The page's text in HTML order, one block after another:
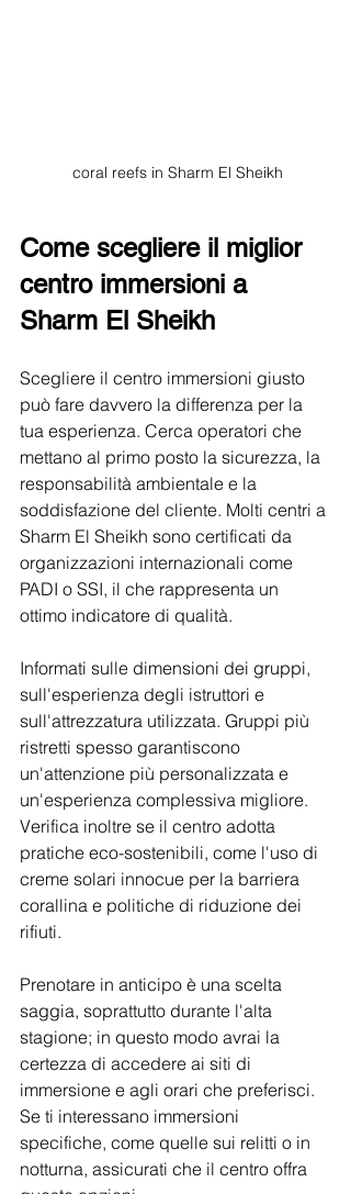
coral reefs in Sharm El Sheikh
Come scegliere il miglior
centro immersioni a
Sharm El Sheikh
Scegliere il centro immersioni giusto
può fare davvero la differenza per la
tua esperienza. Cerca operatori che
mettano al primo posto la sicurezza, la
responsabilità ambientale e la
soddisfazione del cliente. Molti centri a
Sharm El Sheikh sono certificati da
organizzazioni internazionali come
PADI o SSI, il che rappresenta un
ottimo indicatore di qualità.
Informati sulle dimensioni dei gruppi,
sull'esperienza degli istruttori e
sull'attrezzatura utilizzata. Gruppi più
ristretti spesso garantiscono
un'attenzione più personalizzata e
un'esperienza complessiva migliore.
Verifica inoltre se il centro adotta
pratiche eco-sostenibili, come l'uso di
creme solari innocue per la barriera
corallina e politiche di riduzione dei
rifiuti.
Prenotare in anticipo è una scelta
saggia, soprattutto durante l'alta
stagione; in questo modo avrai la
certezza di accedere ai siti di
immersione e agli orari che preferisci.
Se ti interessano immersioni
specifiche, come quelle sui relitti o in
notturna, assicurati che il centro offra